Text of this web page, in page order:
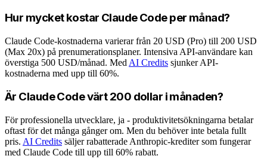
Hur mycket kostar Claude Code per månad?
Claude Code-kostnaderna varierar från 20 USD (Pro) till 200 USD
(Max 20x) på prenumerationsplaner. Intensiva API-användare kan
överstiga 500 USD/månad. Med AI Credits sjunker API-
kostnaderna med upp till 60%.
Är Claude Code värt 200 dollar i månaden?
För professionella utvecklare, ja - produktivitetsökningarna betalar
oftast för det många gånger om. Men du behöver inte betala fullt
pris. AI Credits säljer rabatterade Anthropic-krediter som fungerar
med Claude Code till upp till 60% rabatt.